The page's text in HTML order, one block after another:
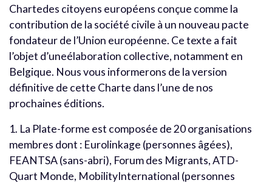
Chartedes citoyens européens conçue comme la
contribution de la société civile à un nouveau pacte
fondateur de l’Union européenne. Ce texte a fait
l’objet d’uneélaboration collective, notamment en
Belgique. Nous vous informerons de la version
définitive de cette Charte dans l’une de nos
prochaines éditions.
1. La Plate-forme est composée de 20 organisations
membres dont : Eurolinkage (personnes âgées),
FEANTSA (sans-abri), Forum des Migrants, ATD-
Quart Monde, MobilityInternational (personnes